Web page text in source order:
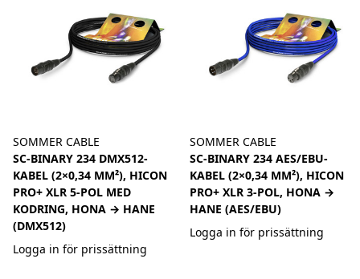
SOMMER CABLE
SC-BINARY 234 DMX512-
KABEL (2×0,34 MM²), HICON
PRO+ XLR 5-POL MED
KODRING, HONA → HANE
(DMX512)
Logga in för prissättning
SOMMER CABLE
SC-BINARY 234 AES/EBU-
KABEL (2×0,34 MM²), HICON
PRO+ XLR 3-POL, HONA →
HANE (AES/EBU)
Logga in för prissättning